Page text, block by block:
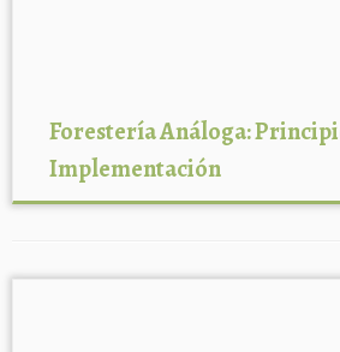
Forestería Análoga:
Implementación